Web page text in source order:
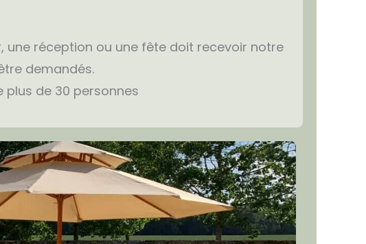
une réception ou une fête doit recevoir notre
demandés.
plus de 30 personnes